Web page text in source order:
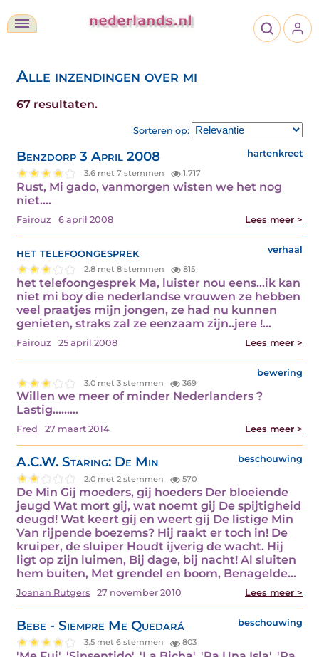
Alle inzendingen over mi
67 resultaten.
Sorteren op:
Benzdorp 3 April 2008 hartenkreet
3.6 met 7 stemmen 1.717
Rust, Mi gado, vanmorgen wisten we het nog
niet.…
Fairouz 6 april 2008 Lees meer >
het telefoongesprek verhaal
2.8 met 8 stemmen 815
het telefoongesprek Ma, luister nou eens…ik kan
niet mi boy die nederlandse vrouwen ze hebben
veel praatjes mijn jongen, ze had nu kunnen
genieten, straks zal ze eenzaam zijn..jere !…
Fairouz 25 april 2008 Lees meer >
bewering
3.0 met 3 stemmen 369
Willen we meer of minder Nederlanders ?
Lastig......…
Fred 27 maart 2014 Lees meer >
A.C.W. Staring: De Min beschouwing
2.0 met 2 stemmen 570
De Min Gij moeders, gij hoeders Der bloeiende
jeugd Wat mort gij, wat noemt gij De spijtigheid
deugd! Wat keert gij en weert gij De listige Min
Van rijpende boezems? Hij raakt er toch in! De
kruiper, de sluiper Houdt ijverig de wacht. Hij
ligt op zijn luimen, Bij dage, bij nacht! Al sluiten
hem buiten, Met grendel en boom, Benagelde…
Joanan Rutgers 27 november 2010 Lees meer >
Bebe - Siempre Me Quedará beschouwing
3.5 met 6 stemmen 803